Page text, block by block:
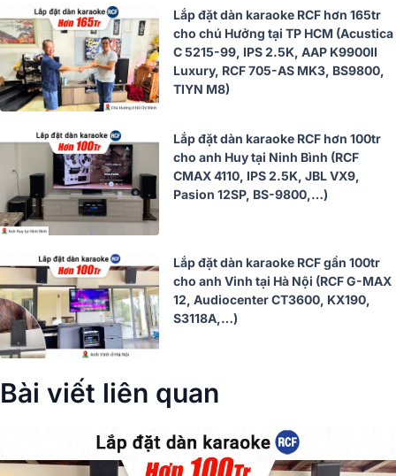
Lắp đặt dàn karaoke RCF hơn 165tr
cho chú Hưởng tại TP HCM (Acustica
C 5215-99, IPS 2.5K, AAP K9900II
Luxury, RCF 705-AS MK3, BS9800,
TIYN M8)
Lắp đặt dàn karaoke RCF hơn 100tr
cho anh Huy tại Ninh Bình (RCF
CMAX 4110, IPS 2.5K, JBL VX9,
Pasion 12SP, BS-9800,…)
Lắp đặt dàn karaoke RCF gần 100tr
cho anh Vinh tại Hà Nội (RCF G-MAX
12, Audiocenter CT3600, KX190,
S3118A,…)
Bài viết liên quan